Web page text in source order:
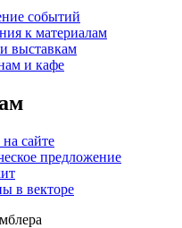
событий
к материалам
выставкам
и кафе
сайте
предложение
в векторе